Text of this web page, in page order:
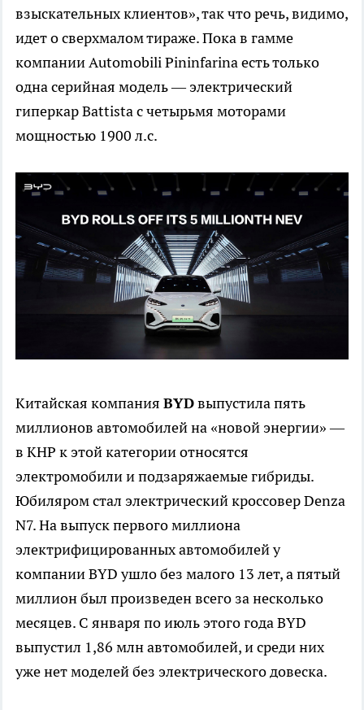
взыскательных клиентов», так что речь, видимо,
идет о сверхмалом тираже. Пока в гамме
компании Automobili Pininfarina есть только
одна серийная модель — электрический
гиперкар Battista с четырьмя моторами
мощностью 1900 л.с.
Китайская компания BYDвыпустила пять
миллионов автомобилей на «новой энергии» —
в КНР к этой категории относятся
электромобили и подзаряжаемые гибриды.
Юбиляром стал электрический кроссовер Denza
N7. На выпуск первого миллиона
электрифицированных автомобилей у
компании BYD ушло без малого 13 лет, а пятый
миллион был произведен всего за несколько
месяцев. С января по июль этого года BYD
выпустил 1,86 млн автомобилей, и среди них
уже нет моделей без электрического довеска.